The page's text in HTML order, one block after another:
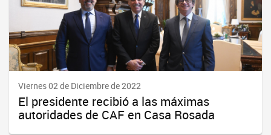
Viernes 02 de Diciembre de 2022
El presidente recibió a las máximas
autoridades de CAF en Casa Rosada